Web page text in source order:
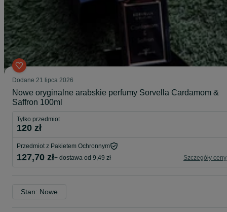
Dodane 21 lipca 2026
Nowe oryginalne arabskie perfumy Sorvella Cardamom &
Saffron 100ml
Tylko przedmiot
120 zł
Przedmiot z Pakietem Ochronnym
127,70 zł+ dostawa od 9,49 zł Szczegóły ceny
Stan: Nowe